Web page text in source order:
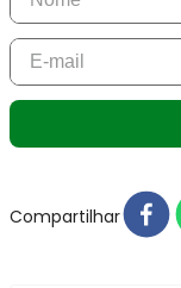
Compartilhar